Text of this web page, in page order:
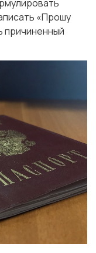
«Прошу
причиненный